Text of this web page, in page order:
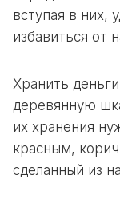
вступая в них,
избавиться от
Хранить
деревянную
их хранения
красным,
сделанный из